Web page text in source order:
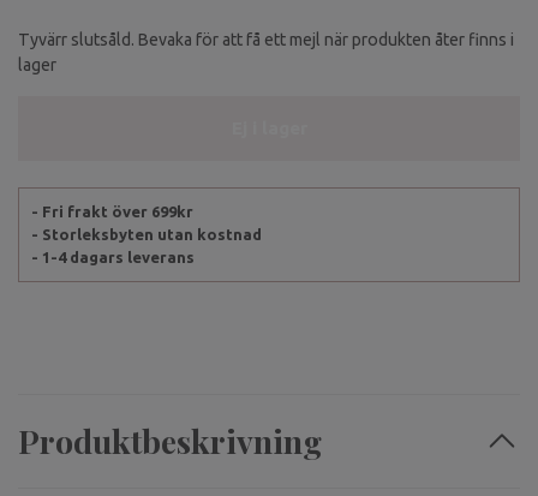
Tyvärr slutsåld. Bevaka för att få ett mejl när produkten åter finns i
lager
- Fri frakt över 699kr
- Storleksbyten utan kostnad
- 1-4 dagars leverans
Produktbeskrivning